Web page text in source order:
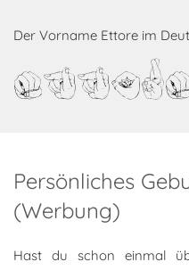
Der Vorname Ettore im
Persönliches
(Werbung)
Hast du schon einmal